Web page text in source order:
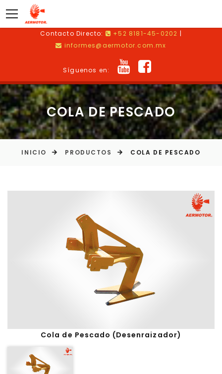
Contacto Directo: +52 8181-45-0202 |
informes@aermotor.com.mx
Síguenos en:
COLA DE PESCADO
INICIO PRODUCTOS COLA DE PESCADO
Cola de Pescado (Desenraizador)